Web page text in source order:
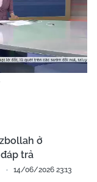
ở
trả
14/06/2026 23:13